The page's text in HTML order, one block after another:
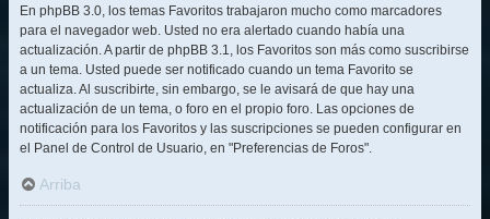
En phpBB 3.0, los temas Favoritos trabajaron mucho como marcadores
para el navegador web. Usted no era alertado cuando había una
actualización. A partir de phpBB 3.1, los Favoritos son más como suscribirse
a un tema. Usted puede ser notificado cuando un tema Favorito se
actualiza. Al suscribirte, sin embargo, se le avisará de que hay una
actualización de un tema, o foro en el propio foro. Las opciones de
notificación para los Favoritos y las suscripciones se pueden configurar en
el Panel de Control de Usuario, en "Preferencias de Foros".
Arriba